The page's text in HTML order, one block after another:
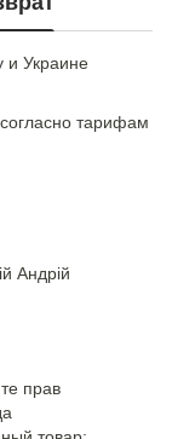
и Украине
тарифам
Андрій
прав